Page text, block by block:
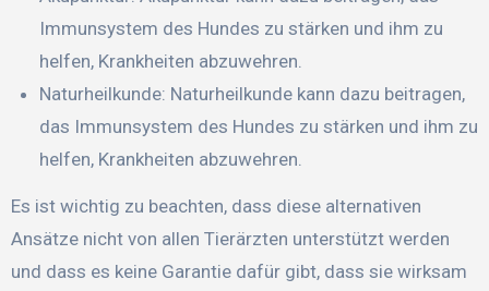
Immunsystem des Hundes zu stärken und ihm zu
helfen, Krankheiten abzuwehren.
Naturheilkunde: Naturheilkunde kann dazu beitragen,
das Immunsystem des Hundes zu stärken und ihm zu
helfen, Krankheiten abzuwehren.
Es ist wichtig zu beachten, dass diese alternativen
Ansätze nicht von allen Tierärzten unterstützt werden
und dass es keine Garantie dafür gibt, dass sie wirksam